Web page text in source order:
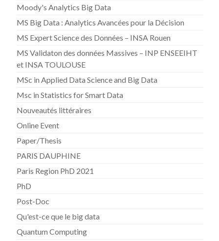
Moody's Analytics Big Data
MS Big Data : Analytics Avancées pour la Décision
MS Expert Science des Données – INSA Rouen
MS Validaton des données Massives – INP ENSEEIHT
et INSA TOULOUSE
MSc in Applied Data Science and Big Data
Msc in Statistics for Smart Data
Nouveautés littéraires
Online Event
Paper/Thesis
PARIS DAUPHINE
Paris Region PhD 2021
PhD
Post-Doc
Qu'est-ce que le big data
Quantum Computing